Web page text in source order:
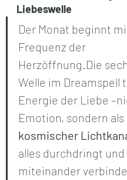
Liebeswelle
Der Monat beginnt
Frequenz der
Herzöffnung.Die
Welle im Dreamspell
Energie der Liebe
Emotion, sondern als
kosmischer
alles durchdringt und
miteinander